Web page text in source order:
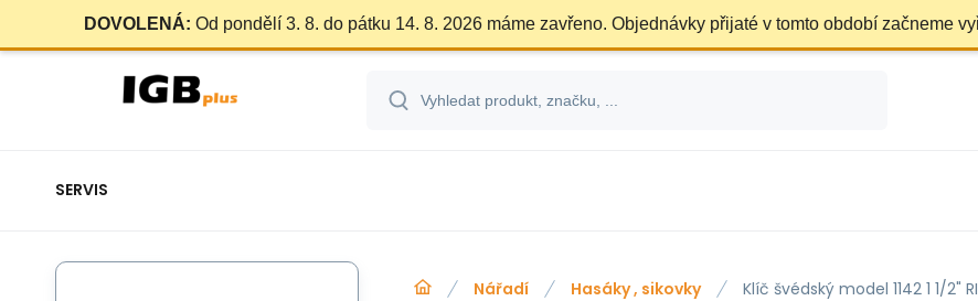
DOVOLENÁ: Od pondělí 3. 8. do pátku 14. 8. 2026 máme zavřeno. Objednávky přijaté v tomto období začneme
SERVIS
Nářadí Hasáky , sikovky Klíč švédský model 1142 1 1/2"